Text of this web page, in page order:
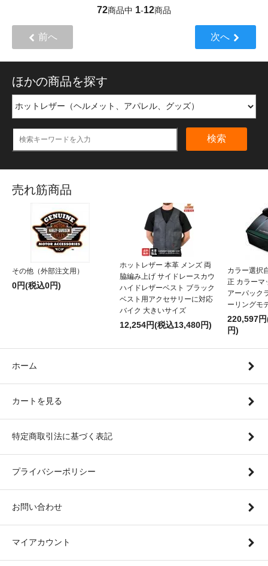
72商品中 1-12商品
前へ 次へ
ほかの商品を探す
検索
売れ筋商品
その他（外部注文用）
0円(税込0円)
ホットレザー 本革 メンズ 両
脇編み上げ サイドレースカウ
ハイドレザーベスト ブラック
ベスト用アクセサリーに対応
バイク 大きいサイズ
12,254円(税込13,480円)
カラー選択
正 カラーマ
アーパック
ーリングモ
220,597
円)
ホーム
カートを見る
特定商取引法に基づく表記
プライバシーポリシー
お問い合わせ
マイアカウント